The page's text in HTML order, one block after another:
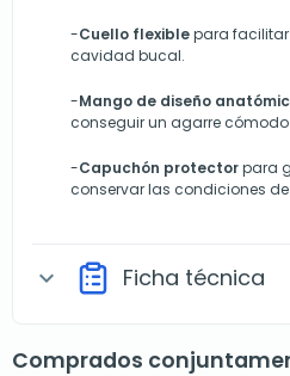
-Cuello flexiblepara
cavidad bucal.
-Mango de diseño
conseguir un agarre cómodo
-Capuchón protectorpara
conservar las condiciones
expand_more Ficha técnica
Comprados